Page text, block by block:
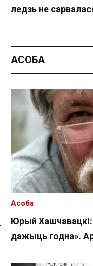
Спасылка без VPN
ледзь не
АСОБА
Юрый
дажыць годна».
Асоба